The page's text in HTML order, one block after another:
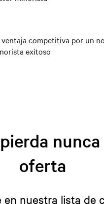
ventaja competitiva por un
exitoso
oferta
en nuestra lista de